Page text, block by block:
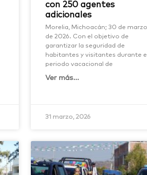
con 250 agentes
adicionales
Morelia, Michoacán; 30 de marzo
de 2026. Con el objetivo de
garantizar la seguridad de
habitantes y visitantes durante el
periodo vacacional de
Ver más...
31 marzo, 2026